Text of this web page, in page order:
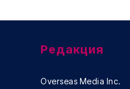
Редакция
Overseas Media Inc.